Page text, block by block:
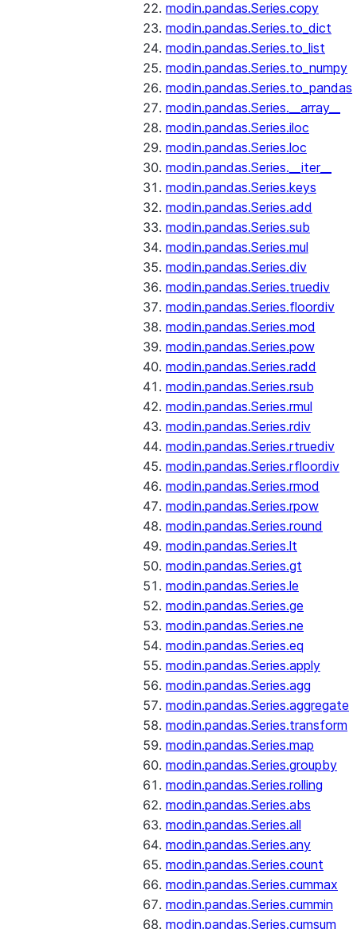
modin.pandas.Series.copy
modin.pandas.Series.to_dict
modin.pandas.Series.to_list
modin.pandas.Series.to_numpy
modin.pandas.Series.to_pandas
modin.pandas.Series.__array__
modin.pandas.Series.iloc
modin.pandas.Series.loc
modin.pandas.Series.__iter__
modin.pandas.Series.keys
modin.pandas.Series.add
modin.pandas.Series.sub
modin.pandas.Series.mul
modin.pandas.Series.div
modin.pandas.Series.truediv
modin.pandas.Series.floordiv
modin.pandas.Series.mod
modin.pandas.Series.pow
modin.pandas.Series.radd
modin.pandas.Series.rsub
modin.pandas.Series.rmul
modin.pandas.Series.rdiv
modin.pandas.Series.rtruediv
modin.pandas.Series.rfloordiv
modin.pandas.Series.rmod
modin.pandas.Series.rpow
modin.pandas.Series.round
modin.pandas.Series.lt
modin.pandas.Series.gt
modin.pandas.Series.le
modin.pandas.Series.ge
modin.pandas.Series.ne
modin.pandas.Series.eq
modin.pandas.Series.apply
modin.pandas.Series.agg
modin.pandas.Series.aggregate
modin.pandas.Series.transform
modin.pandas.Series.map
modin.pandas.Series.groupby
modin.pandas.Series.rolling
modin.pandas.Series.abs
modin.pandas.Series.all
modin.pandas.Series.any
modin.pandas.Series.count
modin.pandas.Series.cummax
modin.pandas.Series.cummin
modin.pandas.Series.cumsum